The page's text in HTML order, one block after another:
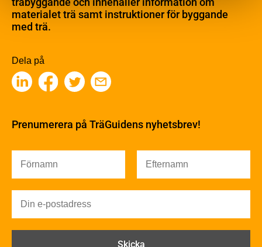
Barrträdets uppbyggnad
Träets egenskaper och kvalitet
Träbaserade produkter
Kemisk behandling
Fakta om Limträ
Värmeisolering och lufttäthet
Ljud
Brandsäkerhet
Brandsäkerhet
Brandförlopp i byggnader
Brandklasser för material och konstruktioner
materialet trä samt instruktioner för byggande
med trä.
Dela på
Prenumerera på TräGuidens nyhetsbrev!